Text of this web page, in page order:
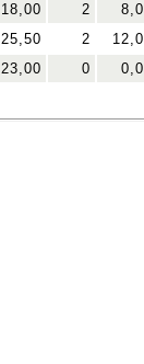
18,00 2 8,0
25,50 2 12,0
23,00 0 0,0